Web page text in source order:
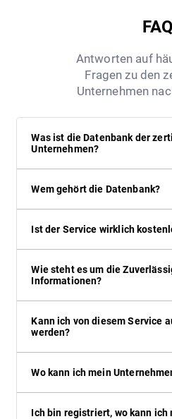
FAQ
Antworten auf
Fragen zu den
Unternehmen
Was ist die Datenbank der
Unternehmen?
Wem gehört die Datenbank?
Ist der Service wirklich
Wie steht es um die
Informationen?
Kann ich von diesem Service
werden?
Wo kann ich mein
Ich bin registriert, wo kann ich